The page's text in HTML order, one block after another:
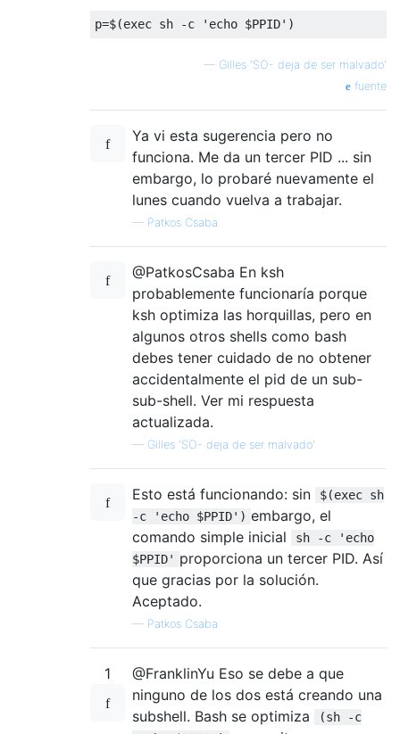
p=$(exec sh -c 'echo $PPID' )
— Gilles 'SO- deja de ser malvado'
fuente
Ya vi esta sugerencia pero no
funciona. Me da un tercer PID ... sin
embargo, lo probaré nuevamente el
lunes cuando vuelva a trabajar.
— Patkos Csaba
@PatkosCsaba En ksh
probablemente funcionaría porque
ksh optimiza las horquillas, pero en
algunos otros shells como bash
debes tener cuidado de no obtener
accidentalmente el pid de un sub-
sub-shell. Ver mi respuesta
actualizada.
— Gilles 'SO- deja de ser malvado'
Esto está funcionando: sin
$(exec sh
-c 'echo $PPID') embargo, el
comando simple inicial
sh -c 'echo
$PPID' proporciona un tercer PID. Así
que gracias por la solución.
Aceptado.
— Patkos Csaba
1
@FranklinYu Eso se debe a que
ninguno de los dos está creando una
subshell. Bash se optimiza
(sh -c